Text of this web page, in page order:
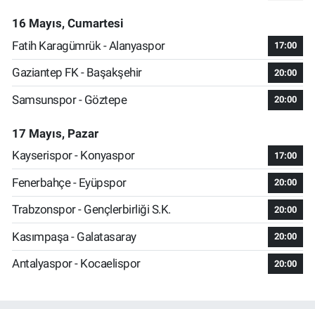
16 Mayıs, Cumartesi
Fatih Karagümrük - Alanyaspor
17:00
Gaziantep FK - Başakşehir 20:00
Samsunspor - Göztepe 20:00
17 Mayıs, Pazar
Kayserispor - Konyaspor
17:00
Fenerbahçe - Eyüpspor 20:00
Trabzonspor - Gençlerbirliği S.K. 20:00
Kasımpaşa - Galatasaray 20:00
Antalyaspor - Kocaelispor 20:00